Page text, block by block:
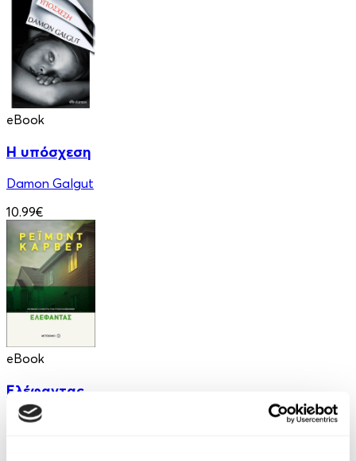
eBook
Η υπόσχεση
Damon Galgut
10.99€
eBook
Ελέφαντας
Ρέιμοντ Κάρβερ